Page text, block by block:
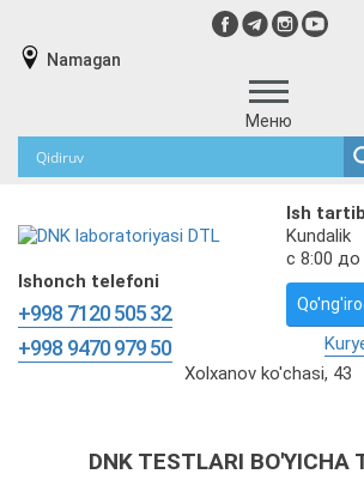
Namagan
Меню
Ish
Kundalik
с 8:00 до
Ishonch telefoni
+998 7120 505 32
+998 9470 979 50
Xolxanov ko'chasi, 43
DNK TESTLARI BO'YICHA